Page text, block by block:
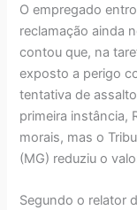
O empregado
reclamação ainda
contou que, na
exposto a perigo
tentativa de
primeira instância,
morais, mas o
(MG) reduziu o
Segundo o relator